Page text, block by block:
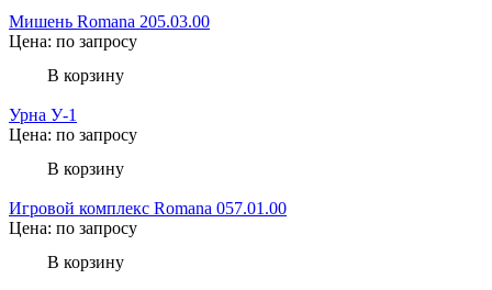
Мишень Romana 205.03.00
Цена: по запросу
В корзину
Урна У-1
Цена: по запросу
В корзину
Игровой комплекс Romana 057.01.00
Цена: по запросу
В корзину